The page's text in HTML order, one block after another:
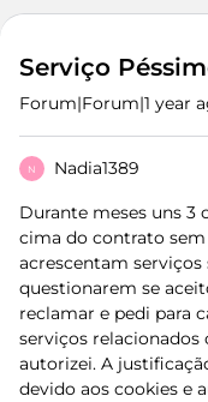
Serviço
Forum|Forum|1 year
N Nadia1389
Durante meses uns 3
cima do contrato
acrescentam
questionarem se
reclamar e pedi para
serviços relacionados
autorizei. A
devido aos cookies e